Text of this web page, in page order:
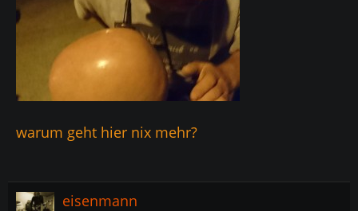
warum geht hier nix mehr?
eisenmann